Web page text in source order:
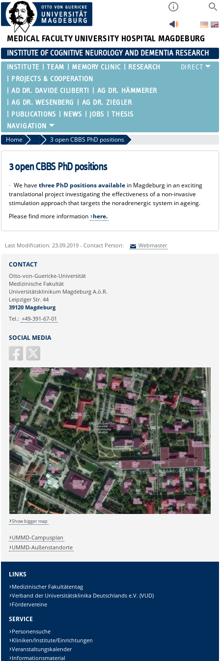
MEDICAL FACULTY UNIVERSITY HOSPITAL MAGDEBURG
INSTITUTE OF COGNITIVE NEUROLOGY AND DEMENTIA RESEARCH
INSTITUTE TEAM MEMORY CLINIC
RESEARCH
PROJECTS & COOPERATION
AD DR. DAVIDE CILIBERTI
AG DR. HÄMMERER
AG DR. WESENBERG
AG DR. ZIEGLER
PUBLICATIONS
NEWS JOBS THESIS
Home News 3 open CBBS PhD positions
3 open CBBS PhD positions
- We have three PhD positions availablein Magdeburg in an exciting
translational project investigating the effectiveness of a non-invasive
stimulation approach that targets the noradrenergic system in ageing.
Please find more information here.
Last Modification: 23.09.2019 - Contact Person: Webmaster
Ihre E-Mailadresse:
Ihr Anliegen:
Sicherheitsabfrage:
SOCIAL MEDIA
CONTACT
Otto-von-Guericke-Universität
Medizinische Fakultät
Universitätsklinikum Magdeburg A.ö.R.
Leipziger Str. 44
39120 Magdeburg
Tel.: +49-391-67-01
Show bigger map
UMMD-Campusplan
UMMD-Außenstandorte
LINKS
Medizinischer Fakultätentag
Verband der Universitätsklinika Deutschlands e.V. (VUD)
Fördervereine
SERVICE
Personensuche
Kliniken/Institute/Einrichtungen
Veranstaltungskalender
Informationsmaterial